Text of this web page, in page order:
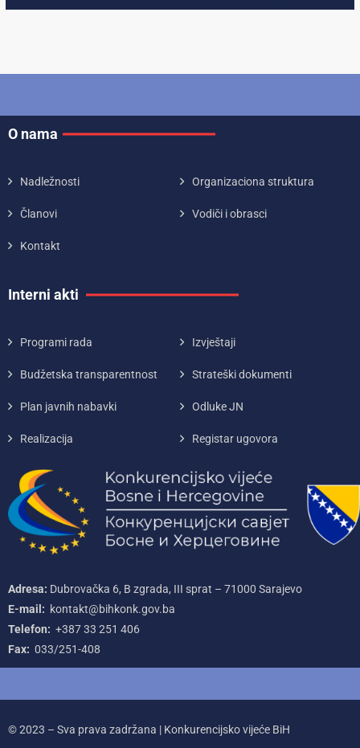
O nama
Nadležnosti Organizaciona struktura
Članovi Vodiči i obrasci
Kontakt
Interni akti
Programi rada Izvještaji
Budžetska transparentnost Strateški dokumenti
Plan javnih nabavki Odluke JN
Realizacija Registar ugovora
Adresa: Dubrovačka 6, B zgrada, III sprat – 71000‌ Sarajevo
E-mail: kontakt@bihkonk.gov.ba
Telefon: +387‌ 33‌ 251‌ 406
Fax: 033/251-408
© 2023 – Sva prava zadržana | Konkurencijsko vijeće BiH